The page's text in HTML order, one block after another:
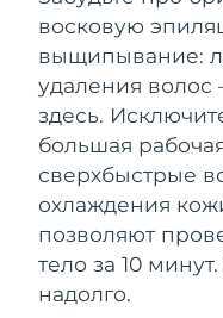
восковую
выщипывание:
удаления
здесь.
большая
сверхбыстрые
охлаждения
позволяют
тело за 10
надолго.